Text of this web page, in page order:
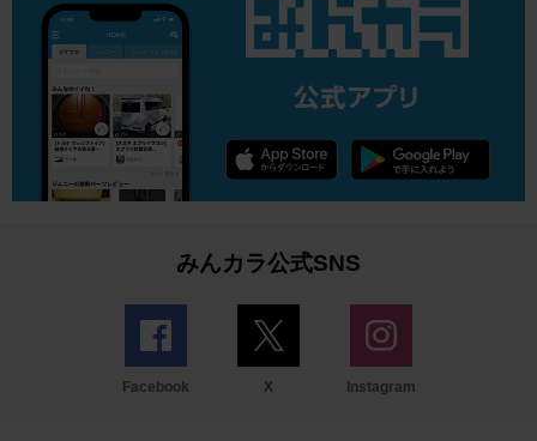
みんカラ公式SNS
Facebook X Instagram